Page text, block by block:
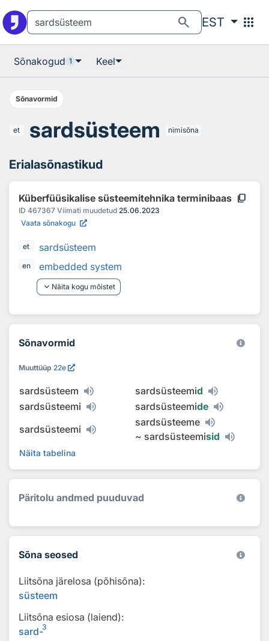
search EST apps
Sõnakogud 1 Keel
Sõnavormid
et sardsüsteem nimisõna
Erialasõnastikud
Küberfüüsikalise süsteemitehnika terminibaas content_copy
ID 467367 Viimati muudetud 25.06.2023
Vaata sõnakogu
et sardsüsteem
en
embedded system
keyboard_arrow_down Näita kogu mõistet
Sõnavormid
Muuttüüp 22e
sardsüsteem sardsüsteemid
sardsüsteemi
sardsüsteemide
sardsüsteemi
sardsüsteeme
~ sardsüsteemisid
Näita tabelina
Päritolu andmed puuduvad
Sõna seosed
Liitsõna järelosa (põhisõna):
süsteem
Liitsõna esiosa (laiend):
sard-3